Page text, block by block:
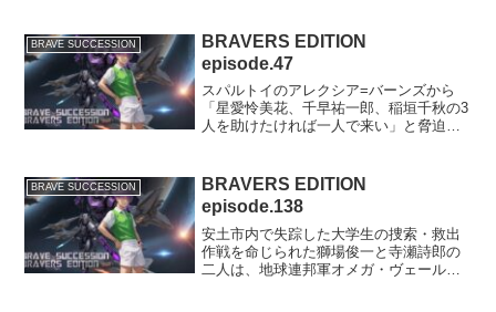
ド=コルティノーヴィス3世はという
と…？※chatGPTで生...
BRAVE SUCCESSION
BRAVERS EDITION
episode.47
スパルトイのアレクシア=バーンズから
「星愛怜美花、千早祐一郎、稲垣千秋の3
人を助けたければ一人で来い」と脅迫さ
に捕まった。一方、スパルトイに捕まっ
ていた千秋は、組織に潜入...
BRAVE SUCCESSION
BRAVERS EDITION
episode.138
安土市内で失踪した大学生の捜索・救出
作戦を命じられた獅場俊一と寺瀬詩郎の
二人は、地球連邦軍オメガ・ヴェール基